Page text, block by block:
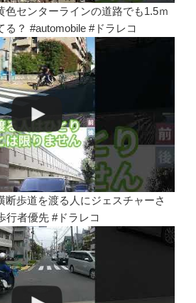
色センターラインの道路でも1.5ｍ
る？ #automobile #ドラレコ
断歩道を渡る人にジェスチャーさ
行者優先 #ドラレコ